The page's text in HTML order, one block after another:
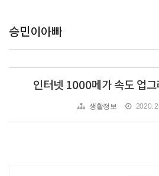
승민이아빠
인터넷 1000메가 속도 업그
생활정보 2020.